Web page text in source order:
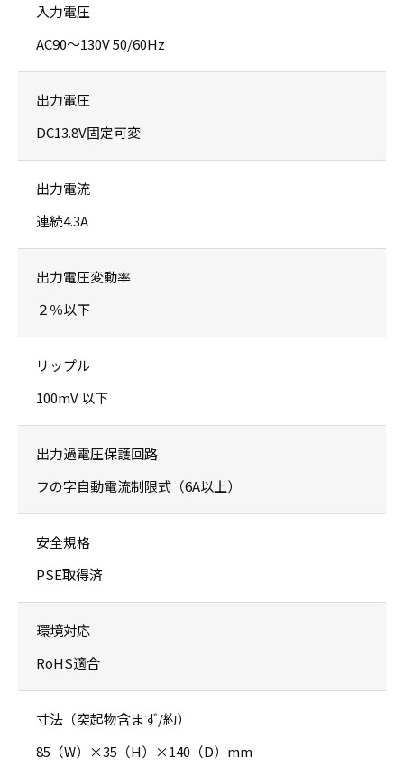
入力電圧
AC90～130V 50/60Hz
出力電圧
DC13.8V固定可変
出力電流
連続4.3A
出力電圧変動率
２％以下
リップル
100mV 以下
出力過電圧保護回路
フの字自動電流制限式（6A以上）
安全規格
PSE取得済
環境対応
RoHS適合
寸法（突起物含まず/約）
85（W）×35（H）×140（D）mm